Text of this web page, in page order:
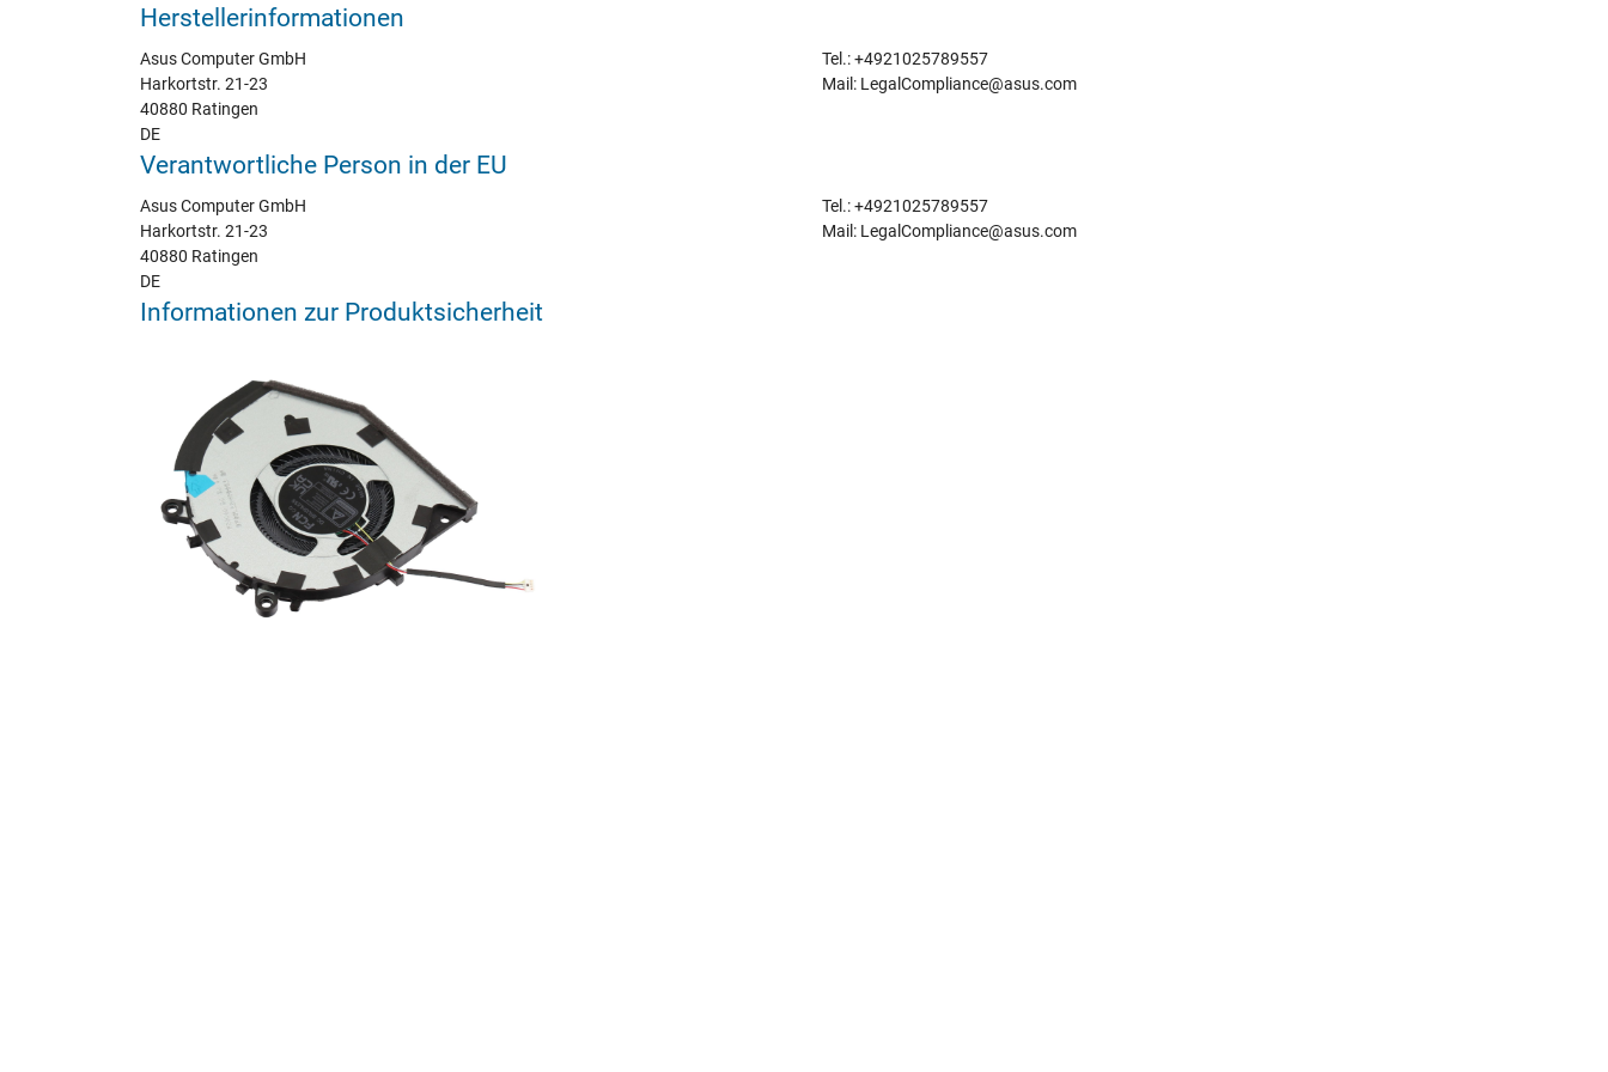
Herstellerinformationen
Asus Computer GmbH
Harkortstr. 21-23
40880 Ratingen
DE
Tel.: +4921025789557
Mail: LegalCompliance@asus.com
Verantwortliche Person in der EU
Asus Computer GmbH
Harkortstr. 21-23
40880 Ratingen
DE
Tel.: +4921025789557
Mail: LegalCompliance@asus.com
Informationen zur Produktsicherheit